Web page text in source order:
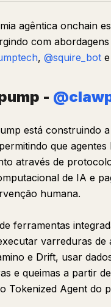
agêntica onchain
com
, @squire_bot e
-
está construindo
que
através de
de IA e
humana.
ferramentas
varreduras
e Drift, usar
e queimas a partir
Tokenized Agent do